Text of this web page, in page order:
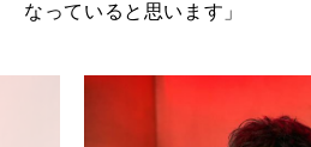
なっていると思います」